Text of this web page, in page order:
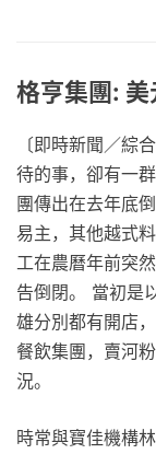
格亨集團: 美
〔即時新聞／綜
待的事，卻有一
團傳出在去年底
易主，其他越式
工在農曆年前突
告倒閉。 當初是
雄分別都有開店
餐飲集團，賣河
況。
時常與寶佳機構